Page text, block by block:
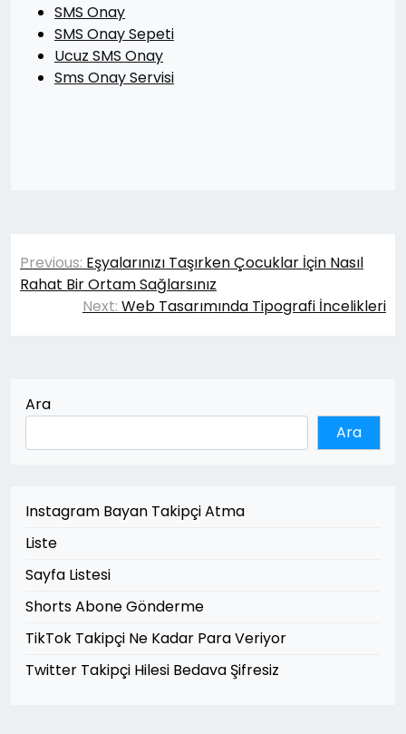
SMS Onay
SMS Onay Sepeti
Ucuz SMS Onay
Sms Onay Servisi
Yazı
gezinmesi
Previous: Eşyalarınızı Taşırken Çocuklar İçin Nasıl
Rahat Bir Ortam Sağlarsınız
Next: Web Tasarımında Tipografi İncelikleri
Ara
Ara
Instagram Bayan Takipçi Atma
Liste
Sayfa Listesi
Shorts Abone Gönderme
TikTok Takipçi Ne Kadar Para Veriyor
Twitter Takipçi Hilesi Bedava Şifresiz